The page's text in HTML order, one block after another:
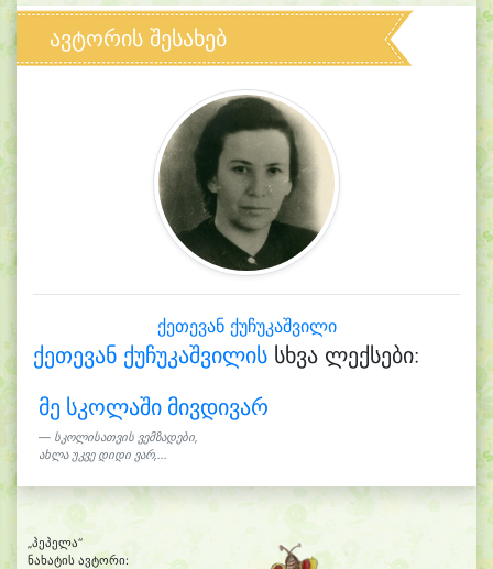
ავტორის შესახებ
ქეთევან ქუჩუკაშვილი
ქეთევან ქუჩუკაშვილის სხვა ლექსები:
მე სკოლაში მივდივარ
სკოლისათვის ვემზადები,
ახლა უკვე დიდი ვარ,...
„პეპელა“
ნახატის ავტორი: